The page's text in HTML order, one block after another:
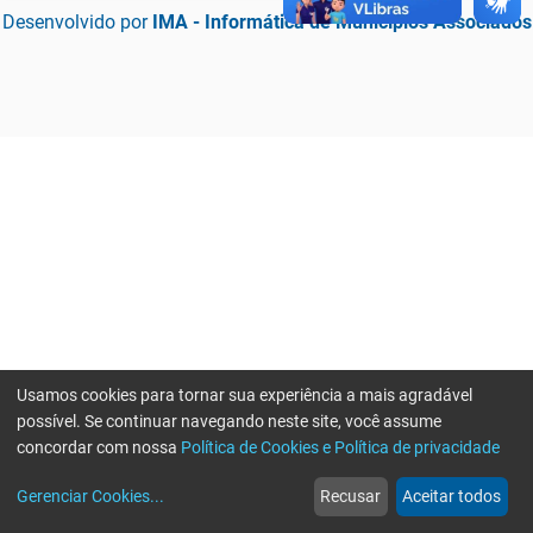
Desenvolvido por IMA - Informática de Municípios Associados
web
Notícias
more_horiz
Mais
Usamos cookies para tornar sua experiência a mais agradável
possível. Se continuar navegando neste site, você assume
concordar com nossa Política de Cookies e Política de privacidade
Gerenciar Cookies... Recusar Aceitar todos
Erro ao enviar informações, por favor tente novamente